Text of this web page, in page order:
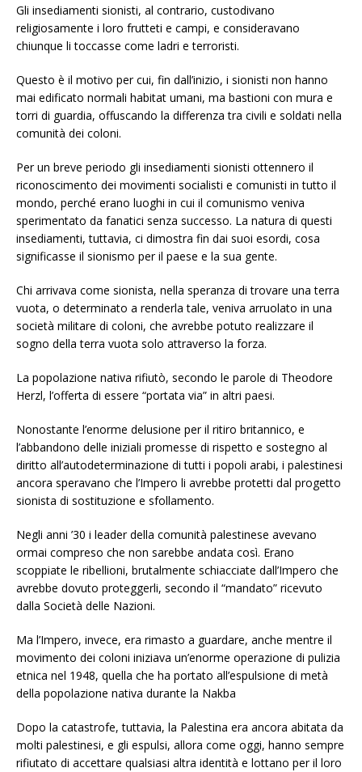
Gli insediamenti sionisti, al contrario, custodivano
religiosamente i loro frutteti e campi, e consideravano
chiunque li toccasse come ladri e terroristi.
Questo è il motivo per cui, fin dall’inizio, i sionisti non hanno
mai edificato normali habitat umani, ma bastioni con mura e
torri di guardia, offuscando la differenza tra civili e soldati nella
comunità dei coloni.
Per un breve periodo gli insediamenti sionisti ottennero il
riconoscimento dei movimenti socialisti e comunisti in tutto il
mondo, perché erano luoghi in cui il comunismo veniva
sperimentato da fanatici senza successo. La natura di questi
insediamenti, tuttavia, ci dimostra fin dai suoi esordi, cosa
significasse il sionismo per il paese e la sua gente.
Chi arrivava come sionista, nella speranza di trovare una terra
vuota, o determinato a renderla tale, veniva arruolato in una
società militare di coloni, che avrebbe potuto realizzare il
sogno della terra vuota solo attraverso la forza.
La popolazione nativa rifiutò, secondo le parole di Theodore
Herzl, l’offerta di essere “portata via” in altri paesi.
Nonostante l’enorme delusione per il ritiro britannico, e
l’abbandono delle iniziali promesse di rispetto e sostegno al
diritto all’autodeterminazione di tutti i popoli arabi, i palestinesi
ancora speravano che l’Impero li avrebbe protetti dal progetto
sionista di sostituzione e sfollamento.
Negli anni ’30 i leader della comunità palestinese avevano
ormai compreso che non sarebbe andata così. Erano
scoppiate le ribellioni, brutalmente schiacciate dall’Impero che
avrebbe dovuto proteggerli, secondo il “mandato” ricevuto
dalla Società delle Nazioni.
Ma l’Impero, invece, era rimasto a guardare, anche mentre il
movimento dei coloni iniziava un’enorme operazione di pulizia
etnica nel 1948, quella che ha portato all’espulsione di metà
della popolazione nativa durante la Nakba
Dopo la catastrofe, tuttavia, la Palestina era ancora abitata da
molti palestinesi, e gli espulsi, allora come oggi, hanno sempre
rifiutato di accettare qualsiasi altra identità e lottano per il loro